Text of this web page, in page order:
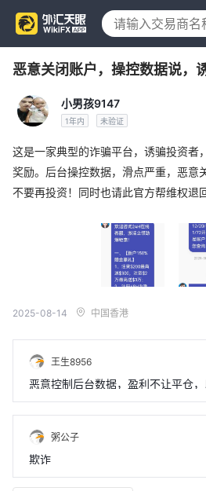
恶意关闭账户，操控数据说，
小男孩9147
1年内 未验证
这是一家典型的诈骗平台，诱骗投资者
奖励。后台操控数据，滑点严重，恶意
不要再投资！同时也请此官方帮维权退
2025-08-14 中国香港
王生8956
恶意控制后台数据，盈利不让平仓
平仓，致使我盈利单变亏损
粥公子
欺诈